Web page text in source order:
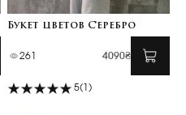
Букет цветов Серебро
261 4090₴
5(1)